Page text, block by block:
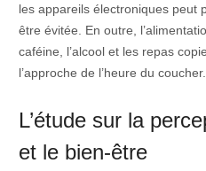
les appareils électroniques peut
être évitée. En outre,
caféine, l’alcool et les repas
l’approche de l’heure du coucher.
L’étude sur la
et le bien-être